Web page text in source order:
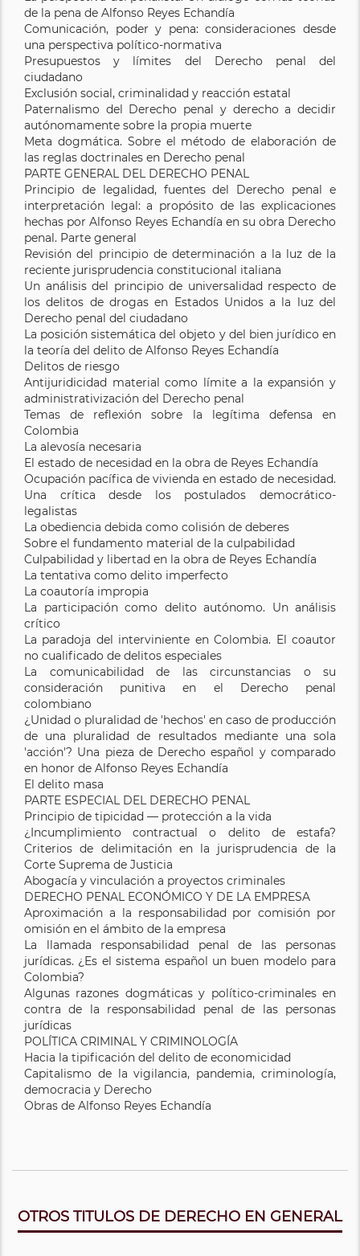
de la pena de Alfonso Reyes Echandía
Comunicación, poder y pena: consideraciones desde
una perspectiva político-normativa
Presupuestos y límites del Derecho penal del
ciudadano
Exclusión social, criminalidad y reacción estatal
Paternalismo del Derecho penal y derecho a decidir
autónomamente sobre la propia muerte
Meta dogmática. Sobre el método de elaboración de
las reglas doctrinales en Derecho penal
PARTE GENERAL DEL DERECHO PENAL
Principio de legalidad, fuentes del Derecho penal e
interpretación legal: a propósito de las explicaciones
hechas por Alfonso Reyes Echandía en su obra Derecho
penal. Parte general
Revisión del principio de determinación a la luz de la
reciente jurisprudencia constitucional italiana
Un análisis del principio de universalidad respecto de
los delitos de drogas en Estados Unidos a la luz del
Derecho penal del ciudadano
La posición sistemática del objeto y del bien jurídico en
la teoría del delito de Alfonso Reyes Echandía
Delitos de riesgo
Antijuridicidad material como límite a la expansión y
administrativización del Derecho penal
Temas de reflexión sobre la legítima defensa en
Colombia
La alevosía necesaria
El estado de necesidad en la obra de Reyes Echandía
Ocupación pacífica de vivienda en estado de necesidad.
Una crítica desde los postulados democrático-
legalistas
La obediencia debida como colisión de deberes
Sobre el fundamento material de la culpabilidad
Culpabilidad y libertad en la obra de Reyes Echandía
La tentativa como delito imperfecto
La coautoría impropia
La participación como delito autónomo. Un análisis
crítico
La paradoja del interviniente en Colombia. El coautor
no cualificado de delitos especiales
La comunicabilidad de las circunstancias o su
consideración punitiva en el Derecho penal
colombiano
¿Unidad o pluralidad de 'hechos' en caso de producción
de una pluralidad de resultados mediante una sola
'acción'? Una pieza de Derecho español y comparado
en honor de Alfonso Reyes Echandía
El delito masa
PARTE ESPECIAL DEL DERECHO PENAL
Principio de tipicidad — protección a la vida
¿Incumplimiento contractual o delito de estafa?
Criterios de delimitación en la jurisprudencia de la
Corte Suprema de Justicia
Abogacía y vinculación a proyectos criminales
DERECHO PENAL ECONÓMICO Y DE LA EMPRESA
Aproximación a la responsabilidad por comisión por
omisión en el ámbito de la empresa
La llamada responsabilidad penal de las personas
jurídicas. ¿Es el sistema español un buen modelo para
Colombia?
Algunas razones dogmáticas y político-criminales en
contra de la responsabilidad penal de las personas
jurídicas
POLÍTICA CRIMINAL Y CRIMINOLOGÍA
Hacia la tipificación del delito de economicidad
Capitalismo de la vigilancia, pandemia, criminología,
democracia y Derecho
Obras de Alfonso Reyes Echandía
OTROS TITULOS DE DERECHO EN GENERAL